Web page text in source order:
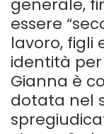
generale,
essere
lavoro, figli
identità
Gianna è
dotata nel